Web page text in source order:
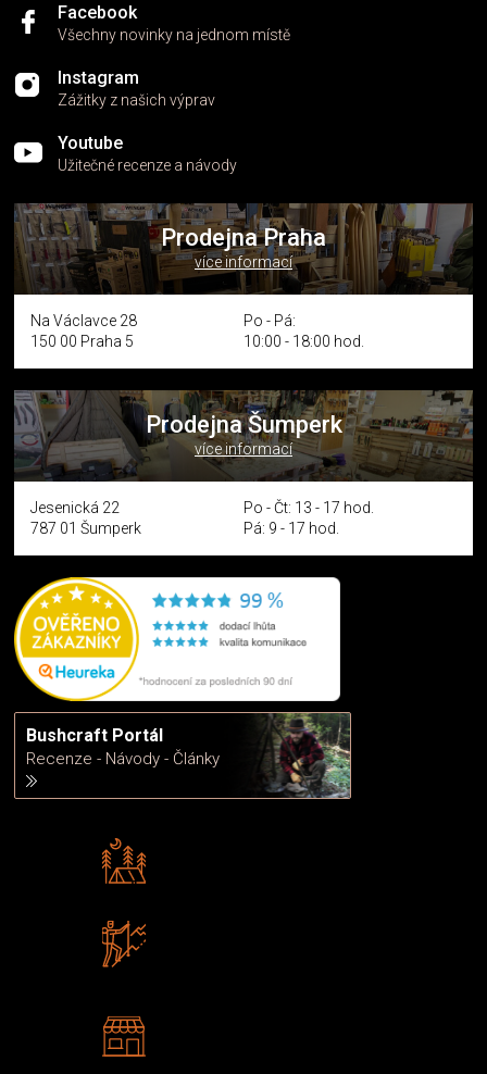
Facebook
Všechny novinky na jednom místě
Instagram
Zážitky z našich výprav
Youtube
Užitečné recenze a návody
Prodejna Praha
více informací
Na Václavce 28
150 00 Praha 5
Po - Pá:
10:00 - 18:00 hod.
Prodejna Šumperk
více informací
Jesenická 22
787 01 Šumperk
Po - Čt: 13 - 17 hod.
Pá: 9 - 17 hod.
Bushcraft Portál
Recenze - Návody - Články